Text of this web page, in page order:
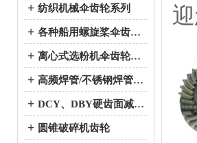
+ 纺织机械伞齿轮系列
+ 各种船用螺旋桨伞齿轮系列
+ 离心式选粉机伞齿轮系列
+ 高频焊管/不锈钢焊管、冷弯成型机伞齿轮系列
+ DCY、DBY硬齿面减速机伞齿轮系列
+ 圆锥破碎机齿轮